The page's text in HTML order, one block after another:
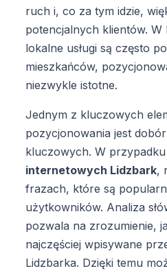
ruch i, co za tym idzie,
potencjalnych klientów. W
lokalne usługi są często
mieszkańców,
niezwykle istotne.
Jednym z kluczowych
pozycjonowania jest
kluczowych. W przypadku
internetowych Lidzbark,
frazach, które są
użytkowników. Analiza
pozwala na zrozumienie,
najczęściej wpisywane
Lidzbarka. Dzięki temu